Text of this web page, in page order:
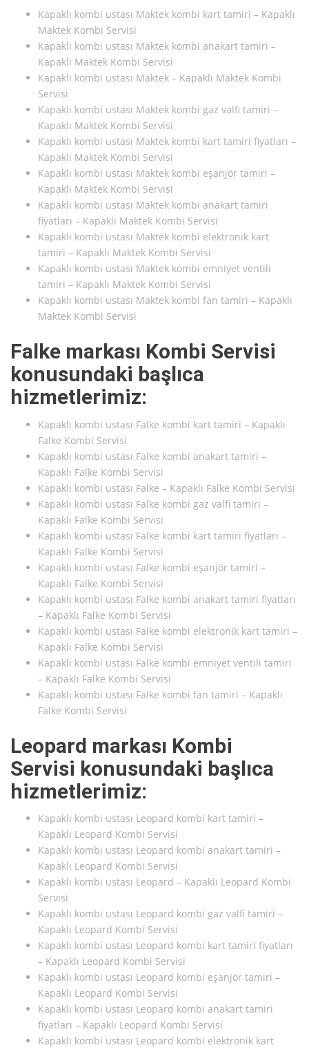
Kapaklı kombi ustası Maktek kombi kart tamiri – Kapaklı
Maktek Kombi Servisi
Kapaklı kombi ustası Maktek kombi anakart tamiri –
Kapaklı Maktek Kombi Servisi
Kapaklı kombi ustası Maktek – Kapaklı Maktek Kombi
Servisi
Kapaklı kombi ustası Maktek kombi gaz valfi tamiri –
Kapaklı Maktek Kombi Servisi
Kapaklı kombi ustası Maktek kombi kart tamiri fiyatları –
Kapaklı Maktek Kombi Servisi
Kapaklı kombi ustası Maktek kombi eşanjör tamiri –
Kapaklı Maktek Kombi Servisi
Kapaklı kombi ustası Maktek kombi anakart tamiri
fiyatları – Kapaklı Maktek Kombi Servisi
Kapaklı kombi ustası Maktek kombi elektronik kart
tamiri – Kapaklı Maktek Kombi Servisi
Kapaklı kombi ustası Maktek kombi emniyet ventili
tamiri – Kapaklı Maktek Kombi Servisi
Kapaklı kombi ustası Maktek kombi fan tamiri – Kapaklı
Maktek Kombi Servisi
Falke markası Kombi Servisi
konusundaki başlıca
hizmetlerimiz:
Kapaklı kombi ustası Falke kombi kart tamiri – Kapaklı
Falke Kombi Servisi
Kapaklı kombi ustası Falke kombi anakart tamiri –
Kapaklı Falke Kombi Servisi
Kapaklı kombi ustası Falke – Kapaklı Falke Kombi Servisi
Kapaklı kombi ustası Falke kombi gaz valfi tamiri –
Kapaklı Falke Kombi Servisi
Kapaklı kombi ustası Falke kombi kart tamiri fiyatları –
Kapaklı Falke Kombi Servisi
Kapaklı kombi ustası Falke kombi eşanjör tamiri –
Kapaklı Falke Kombi Servisi
Kapaklı kombi ustası Falke kombi anakart tamiri fiyatları
– Kapaklı Falke Kombi Servisi
Kapaklı kombi ustası Falke kombi elektronik kart tamiri –
Kapaklı Falke Kombi Servisi
Kapaklı kombi ustası Falke kombi emniyet ventili tamiri
– Kapaklı Falke Kombi Servisi
Kapaklı kombi ustası Falke kombi fan tamiri – Kapaklı
Falke Kombi Servisi
Leopard markası Kombi
Servisi konusundaki başlıca
hizmetlerimiz:
Kapaklı kombi ustası Leopard kombi kart tamiri –
Kapaklı Leopard Kombi Servisi
Kapaklı kombi ustası Leopard kombi anakart tamiri –
Kapaklı Leopard Kombi Servisi
Kapaklı kombi ustası Leopard – Kapaklı Leopard Kombi
Servisi
Kapaklı kombi ustası Leopard kombi gaz valfi tamiri –
Kapaklı Leopard Kombi Servisi
Kapaklı kombi ustası Leopard kombi kart tamiri fiyatları
– Kapaklı Leopard Kombi Servisi
Kapaklı kombi ustası Leopard kombi eşanjör tamiri –
Kapaklı Leopard Kombi Servisi
Kapaklı kombi ustası Leopard kombi anakart tamiri
fiyatları – Kapaklı Leopard Kombi Servisi
Kapaklı kombi ustası Leopard kombi elektronik kart